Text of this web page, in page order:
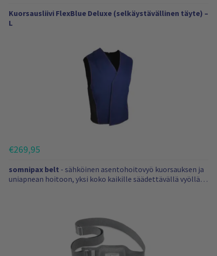
ö
s
i
a
Kuorsausliivi FlexBlue Deluxe (selkäystävällinen täyte) –
L
€269,95
somnipax belt - sähköinen asentohoitovyö kuorsauksen ja
uniapnean hoitoon, yksi koko kaikille säädettävällä vyöllä,